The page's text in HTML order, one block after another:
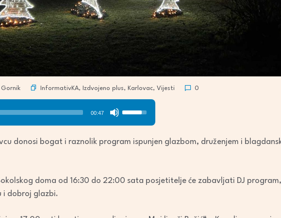
InformativKA, Izdvojeno plus, Karlovac, Vijesti 0
00:47
Use
Up/Down
keys
volume.
donosi bogat i raznolik program ispunjen glazbom, druženjem i
doma od 16:30 do 22:00 sata posjetitelje će zabavljati DJ
i dobroj glazbi.